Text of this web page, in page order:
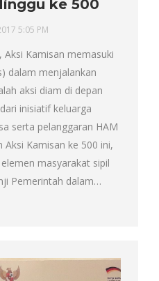
ke 500
5:05 PM
Aksi Kamisan memasuki
dalam menjalankan
aksi diam di depan
inisiatif keluarga
serta pelanggaran HAM
Kamisan ke 500 ini,
masyarakat sipil
Pemerintah dalam…